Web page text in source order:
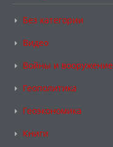
Без категории
Видео
Войны и вооружение
Геополитика
Геоэкономика
Книги